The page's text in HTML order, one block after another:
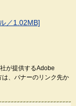
／1.02MB]
が提供するAdobe
、バナーのリンク先か